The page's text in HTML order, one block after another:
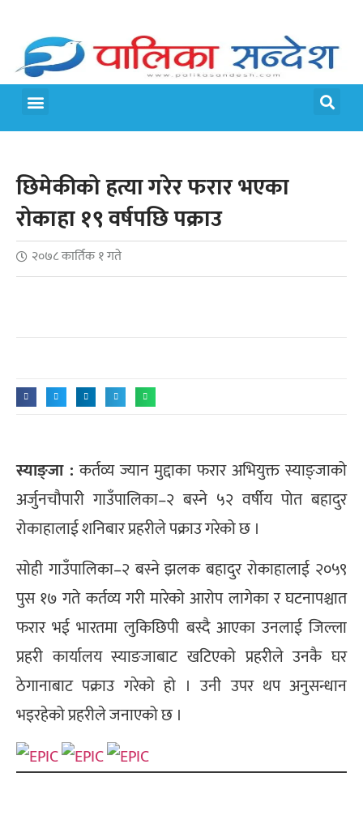
छिमेकीको हत्या गरेर फरार भएका
रोकाहा १९ वर्षपछि पक्राउ
२०७८ कार्तिक १ गते
स्याङ्जा : कर्तव्य ज्यान मुद्दाका फरार अभियुक्त स्याङ्जाको
अर्जुनचौपारी गाउँपालिका–२ बस्ने ५२ वर्षीय पोत बहादुर
रोकाहालाई शनिबार प्रहरीले पक्राउ गरेको छ ।
सोही गाउँपालिका–२ बस्ने झलक बहादुर रोकाहालाई २०५९
पुस १७ गते कर्तव्य गरी मारेको आरोप लागेका र घटनापश्चात
फरार भई भारतमा लुकिछिपी बस्दै आएका उनलाई जिल्ला
प्रहरी कार्यालय स्याङजाबाट खटिएको प्रहरीले उनकै घर
ठेगानाबाट पक्राउ गरेको हो । उनी उपर थप अनुसन्धान
भइरहेको प्रहरीले जनाएको छ ।